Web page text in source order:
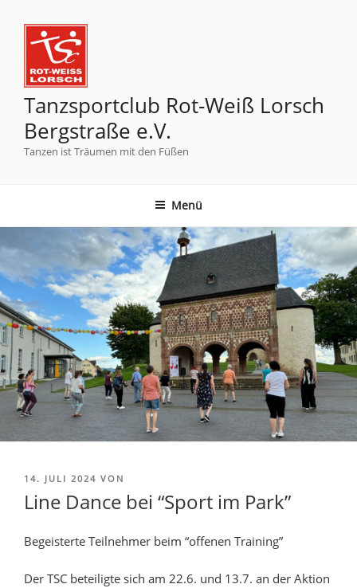
Tanzsportclub Rot-Weiß Lorsch
Bergstraße e.V.
Tanzen ist Träumen mit den Füßen
Menü
14. JULI 2024 VON
Line Dance bei “Sport im Park”
Begeisterte Teilnehmer beim “offenen Training”
Der TSC beteiligte sich am 22.6. und 13.7. an der Aktion